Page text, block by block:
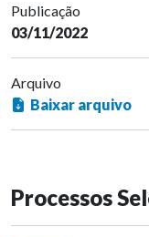
Publicação
03/11/2022
Arquivo
Baixar arquivo
Processos